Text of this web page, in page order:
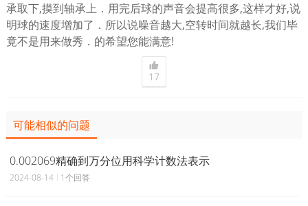
承取下,摸到轴承上．用完后球的声音会提高很多,这样才好,说
明球的速度增加了．所以说噪音越大,空转时间就越长,我们毕
竟不是用来做秀．的希望您能满意!
17
可能相似的问题
0.002069精确到万分位用科学计数法表示
2024-08-14 1个回答